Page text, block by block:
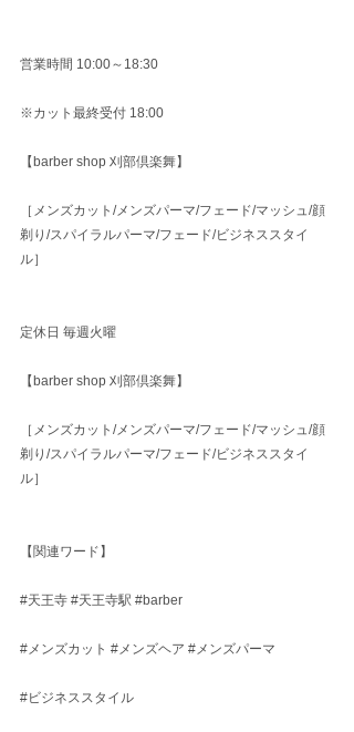
営業時間 10:00～18:30
※カット最終受付 18:00
【barber shop 刈部倶楽舞】
［メンズカット/メンズパーマ/フェード/マッシュ/顔
剃り/スパイラルパーマ/フェード/ビジネススタイ
ル］
定休日 毎週火曜
【barber shop 刈部倶楽舞】
［メンズカット/メンズパーマ/フェード/マッシュ/顔
剃り/スパイラルパーマ/フェード/ビジネススタイ
ル］
【関連ワード】
#天王寺 #天王寺駅 #barber
#メンズカット #メンズヘア #メンズパーマ
#ビジネススタイル